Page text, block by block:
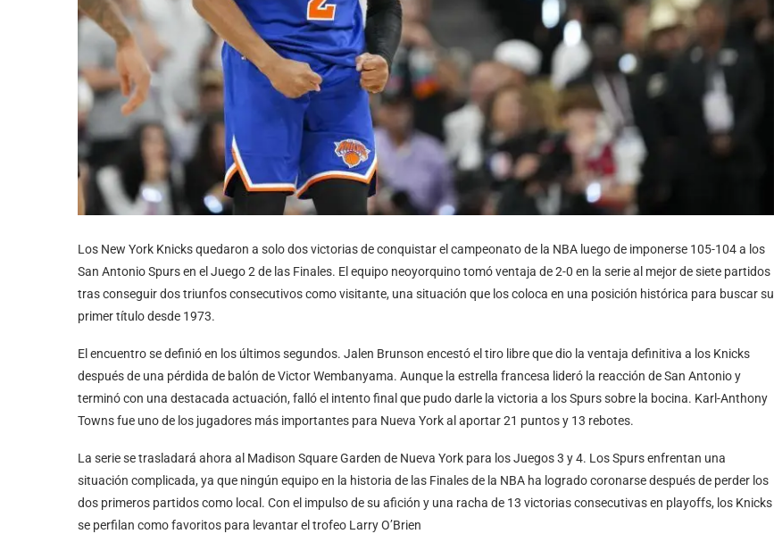
Los New York Knicks quedaron a solo dos victorias de conquistar el campeonato de la NBA luego de imponerse 105-104 a los
San Antonio Spurs en el Juego 2 de las Finales. El equipo neoyorquino tomó ventaja de 2-0 en la serie al mejor de siete partidos
tras conseguir dos triunfos consecutivos como visitante, una situación que los coloca en una posición histórica para buscar su
primer título desde 1973.
El encuentro se definió en los últimos segundos. Jalen Brunson encestó el tiro libre que dio la ventaja definitiva a los Knicks
después de una pérdida de balón de Victor Wembanyama. Aunque la estrella francesa lideró la reacción de San Antonio y
terminó con una destacada actuación, falló el intento final que pudo darle la victoria a los Spurs sobre la bocina. Karl-Anthony
Towns fue uno de los jugadores más importantes para Nueva York al aportar 21 puntos y 13 rebotes.
La serie se trasladará ahora al Madison Square Garden de Nueva York para los Juegos 3 y 4. Los Spurs enfrentan una
situación complicada, ya que ningún equipo en la historia de las Finales de la NBA ha logrado coronarse después de perder los
dos primeros partidos como local. Con el impulso de su afición y una racha de 13 victorias consecutivas en playoffs, los Knicks
se perfilan como favoritos para levantar el trofeo Larry O’Brien